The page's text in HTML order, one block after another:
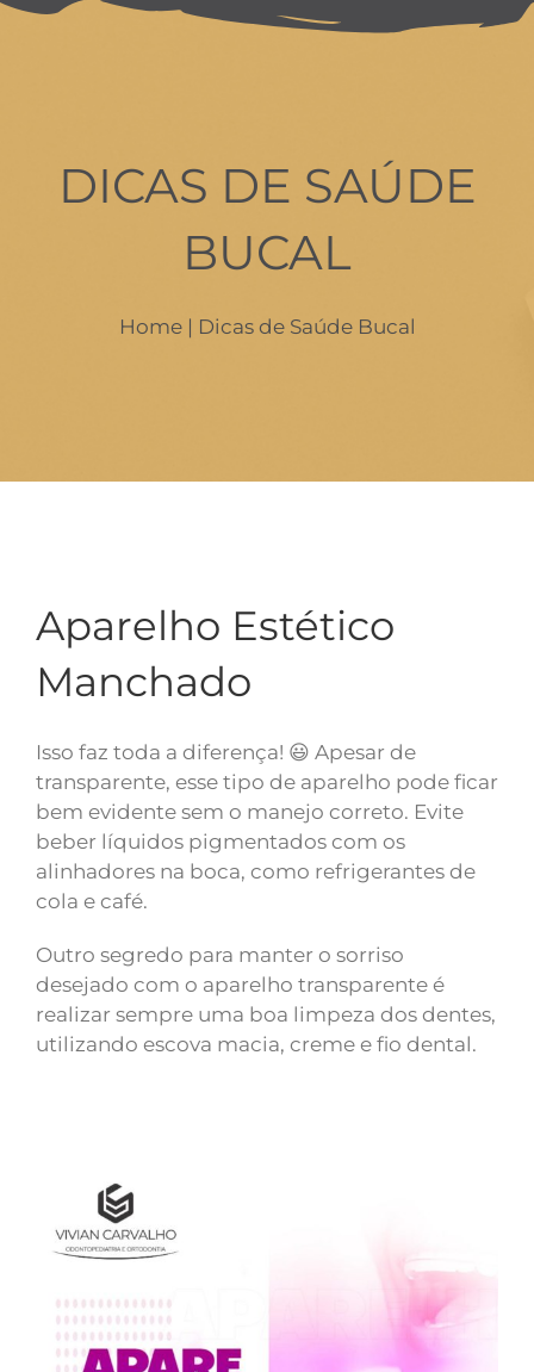
Alinhadores In Office
Crianças
DICAS DE SAÚDE
BUCAL
Home| Dicas de Saúde Bucal
Aparelho Estético
Manchado
Isso faz toda a diferença! 😃 Apesar de
transparente, esse tipo de aparelho pode ficar
bem evidente sem o manejo correto. Evite
beber líquidos pigmentados com os
alinhadores na boca, como refrigerantes de
cola e café.
Outro segredo para manter o sorriso
desejado com o aparelho transparente é
realizar sempre uma boa limpeza dos dentes,
utilizando escova macia, creme e fio dental.